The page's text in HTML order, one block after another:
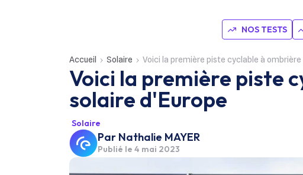
NOS TESTS
Accueil Solaire Voici la première piste cyclable à ombrière
Voici la première piste
solaire d'Europe
Solaire
Par Nathalie MAYER
Publié le 4 mai 2023